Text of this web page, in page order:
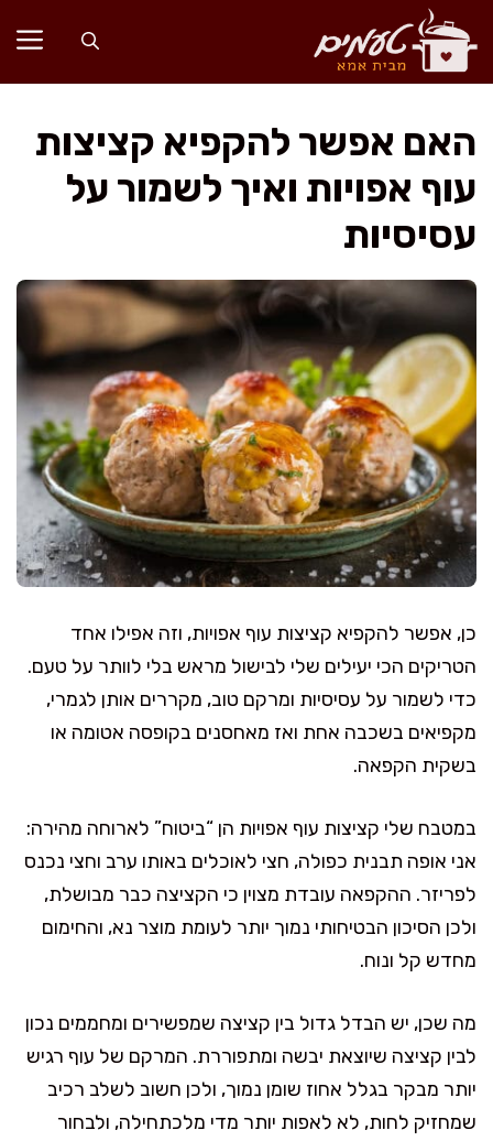
לדלג
לתוכן
האם אפשר להקפיא קציצות
עוף אפויות ואיך לשמור על
עסיסיות
כן, אפשר להקפיא קציצות עוף אפויות, וזה אפילו אחד
הטריקים הכי יעילים שלי לבישול מראש בלי לוותר על טעם.
כדי לשמור על עסיסיות ומרקם טוב, מקררים אותן לגמרי,
מקפיאים בשכבה אחת ואז מאחסנים בקופסה אטומה או
בשקית הקפאה.
במטבח שלי קציצות עוף אפויות הן “ביטוח” לארוחה מהירה:
אני אופה תבנית כפולה, חצי לאוכלים באותו ערב וחצי נכנס
לפריזר. ההקפאה עובדת מצוין כי הקציצה כבר מבושלת,
ולכן הסיכון הבטיחותי נמוך יותר לעומת מוצר נא, והחימום
מחדש קל ונוח.
מה שכן, יש הבדל גדול בין קציצה שמפשירים ומחממים נכון
לבין קציצה שיוצאת יבשה ומתפוררת. המרקם של עוף רגיש
יותר מבקר בגלל אחוז שומן נמוך, ולכן חשוב לשלב רכיב
שמחזיק לחות, לא לאפות יותר מדי מלכתחילה, ולבחור